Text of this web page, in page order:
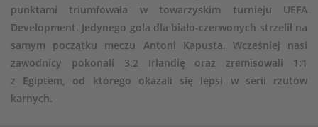
punktami triumfowała w towarzyskim turnieju UEFA
Development. Jedynego gola dla biało-czerwonych strzelił na
samym początku meczu Antoni Kapusta. Wcześniej nasi
zawodnicy pokonali 3:2 Irlandię oraz zremisowali 1:1
z Egiptem, od którego okazali się lepsi w serii rzutów
karnych.